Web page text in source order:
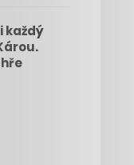
každý